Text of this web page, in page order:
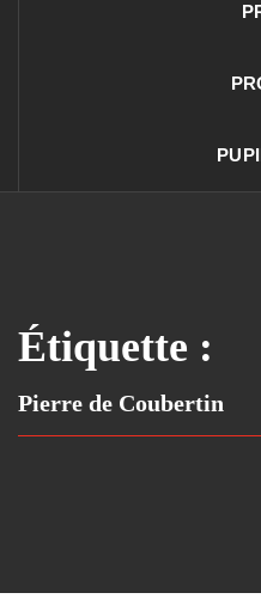
Étiquette :
Pierre de Coubertin